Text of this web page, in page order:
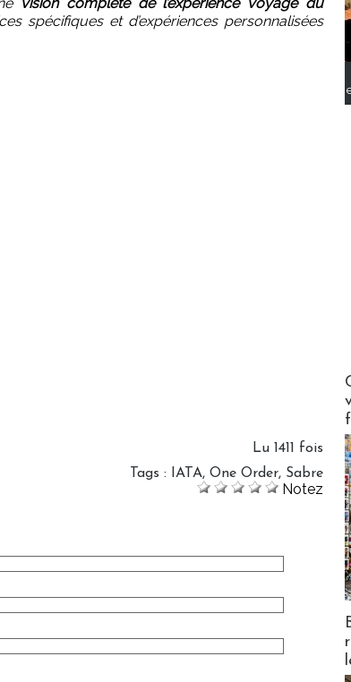
spécifiques et d’expériences personnalisées
Lu 1411 fois
Tags : IATA, One Order, Sabre
Notez